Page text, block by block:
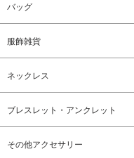
バッグ
服飾雑貨
ネックレス
ブレスレット・アンクレット
その他アクセサリー